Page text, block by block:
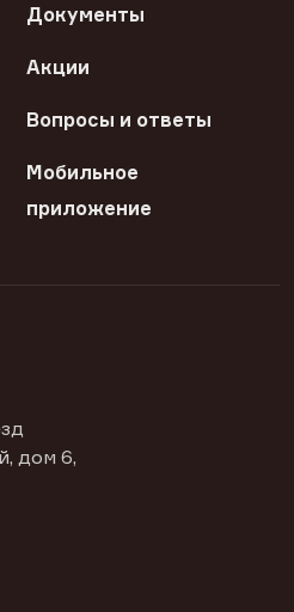
Документы
Акции
Вопросы и ответы
Мобильное
приложение
дом 6,